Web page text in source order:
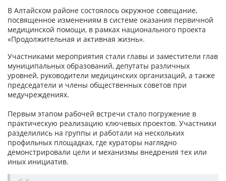
В Алтайском районе состоялось окружное совещание,
посвященное изменениям в системе оказания первичной
медицинской помощи, в рамках национального проекта
«Продолжительная и активная жизнь».
Участниками мероприятия стали главы и заместители глав
муниципальных образований, депутаты различных
уровней, руководители медицинских организаций, а также
председатели и члены общественных советов при
медучреждениях.
Первым этапом рабочей встречи стало погружение в
практическую реализацию ключевых проектов. Участники
разделились на группы и работали на нескольких
профильных площадках, где кураторы наглядно
демонстрировали цели и механизмы внедрения тех или
иных инициатив.